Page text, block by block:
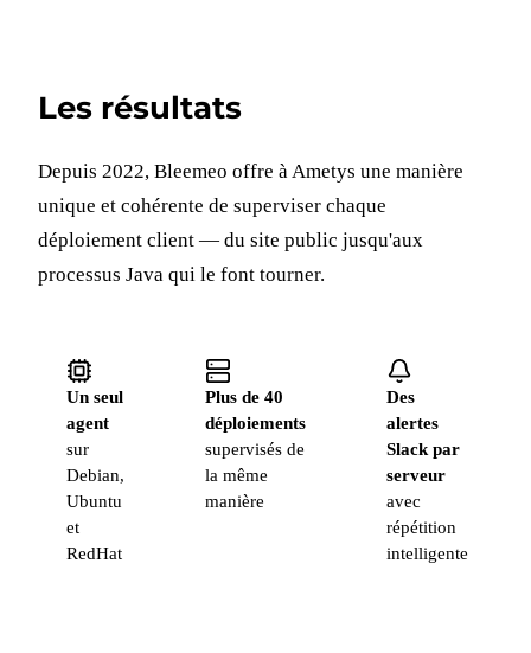
Les résultats
Depuis 2022, Bleemeo offre à Ametys une manière
unique et cohérente de superviser chaque
déploiement client — du site public jusqu'aux
processus Java qui le font tourner.
Un seul
agent
sur
Debian,
Ubuntu
et
RedHat
Plus de 40
déploiements
supervisés de
la même
manière
Des
alertes
Slack par
serveur
avec
répétition
intelligente